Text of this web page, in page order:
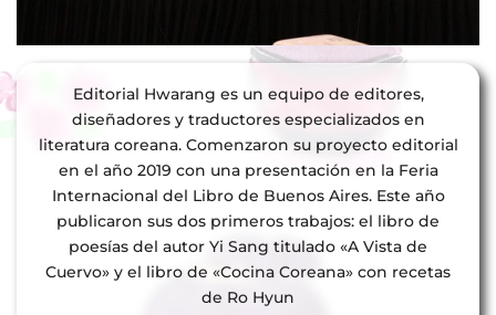
Editorial Hwarang es un equipo de editores,
diseñadores y traductores especializados en
literatura coreana. Comenzaron su proyecto editorial
en el año 2019 con una presentación en la Feria
Internacional del Libro de Buenos Aires. Este año
publicaron sus dos primeros trabajos: el libro de
poesías del autor Yi Sang titulado «A Vista de
Cuervo» y el libro de «Cocina Coreana» con recetas
de Ro Hyun